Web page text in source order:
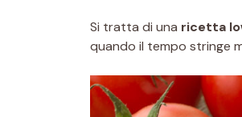
Si tratta di una ricetta
quando il tempo stringe